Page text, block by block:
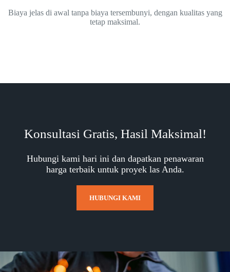
Biaya jelas di awal tanpa biaya tersembunyi, dengan kualitas yang
tetap maksimal.
Konsultasi Gratis, Hasil Maksimal!
Hubungi kami hari ini dan dapatkan penawaran
harga terbaik untuk proyek las Anda.
HUBUNGI KAMI